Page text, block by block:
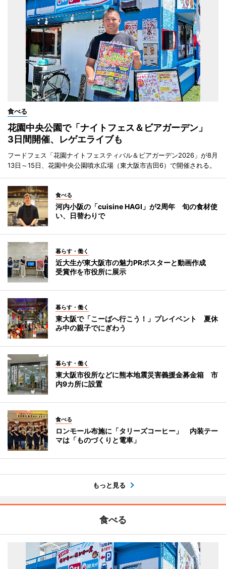
食べる
花園中央公園で「ナイトフェス＆ビアガーデン」
3日間開催、レゲエライブも
フードフェス「花園ナイトフェスティバル＆ビアガーデン2026」が8月
13日～15日、花園中央公園噴水広場（東大阪市吉田6）で開催される。
食べる
河内小阪の「cuisine HAGI」が2周年 旬の食材使
い、日替わりで
暮らす・働く
近大生が東大阪市の魅力PRポスターと動画作成
受賞作を市役所に展示
暮らす・働く
東大阪で「こーばへ行こう！」プレイベント 夏休
み中の親子でにぎわう
暮らす・働く
東大阪市役所などに熊本地震災害義援金募金箱 市
内9カ所に設置
食べる
ロンモール布施に「タリーズコーヒー」 内装テー
マは「ものづくりと電車」
もっと見る
食べる